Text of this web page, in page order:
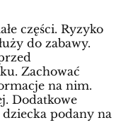
części. Ryzyko
do zabawy.
Zachować
na nim.
Dodatkowe
podany na